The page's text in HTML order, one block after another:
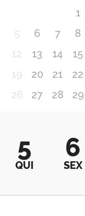
1
5
6 7 8
12
13 14 15
19
20 21 22
26
27 28 29
5
QUI
6
SEX